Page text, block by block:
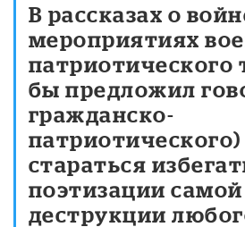
В рассказах о
мероприятиях
патриотического
бы предложил
гражданско-
стараться
поэтизации
деструкции